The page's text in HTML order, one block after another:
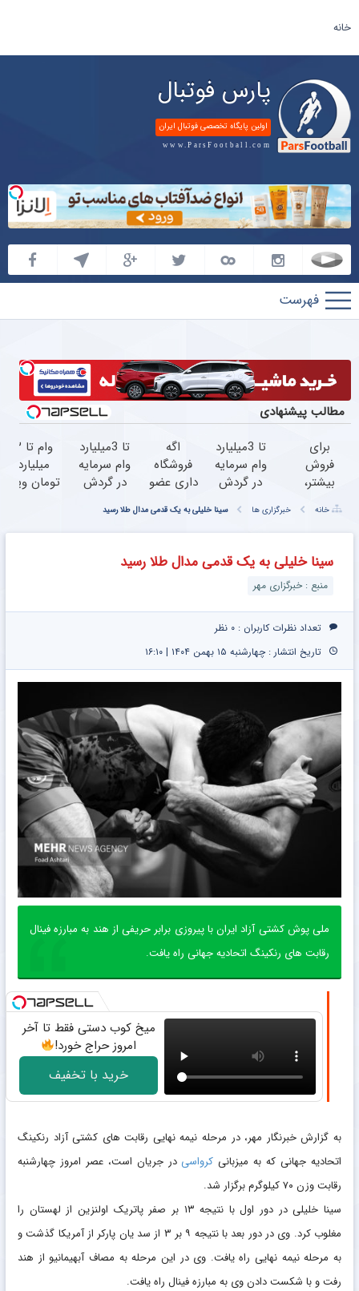
خانه
پارس فوتبال
اولین پایگاه تخصصی فوتبال ایران
www.ParsFootball.com
پارس
فوتبال
مطالب پیشنهادی
برای
فروش
بیشتر،
حالا
اقدام
کن (
ثبت
نام
تا 3میلیارد
وام سرمایه
در گردش
=>
فروشگاهت
رو ثبت
کن
اگه
فروشگاه
داری عضو
دیجی پی
شو ،
فروش رو
بالا ببر
تا 3میلیارد
وام سرمایه
در گردش
فروشگاهت
رو ثبت
وام تا ۳
میلیارد
تومان ویژه
آنلاین و
خانه خبرگزاری ها سینا خلیلی به یک قدمی مدال طلا رسید
سینا خلیلی به یک قدمی مدال طلا رسید
منبع : خبرگزاری مهر
تعداد نظرات کاربران : ۰ نظر
تاریخ انتشار : چهارشنبه ۱۵ بهمن ۱۴۰۴ | ۱۶:۱۰
ملی پوش کشتی آزاد ایران با پیروزی برابر حریفی از هند به مبارزه فینال
رقابت های رنکینگ اتحادیه جهانی راه یافت.
میخ کوب دستی فقط تا آخر
امروز حراج خورد!
خرید با تخفیف
به گزارش خبرنگار مهر، در مرحله نیمه نهایی رقابت های کشتی آزاد رنکینگ
اتحادیه جهانی که به میزبانی کرواسی در جریان است، عصر امروز چهارشنبه
رقابت وزن ۷۰ کیلوگرم برگزار شد.
سینا خلیلی در دور اول با نتیجه ۱۳ بر صفر پاتریک اولنزین از لهستان را
مغلوب کرد. وی در دور بعد با نتیجه ۹ بر ۳ از سد یان پارکر از آمریکا گذشت و
به مرحله نیمه نهایی راه یافت. وی در این مرحله به مصاف آبهیمانیو از هند
رفت و با شکست دادن وی به مبارزه فینال راه یافت.